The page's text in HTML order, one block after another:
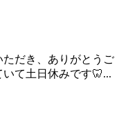
だき、ありがとうご
て土日休みです🦷...